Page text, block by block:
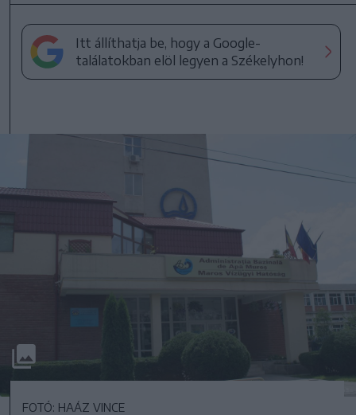
Itt állíthatja be, hogy a Google-
találatokban elöl legyen a Székelyhon!
FOTÓ: HAÁZ VINCE